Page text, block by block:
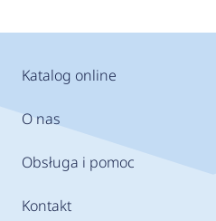
Katalog online
O nas
Obsługa i pomoc
Kontakt